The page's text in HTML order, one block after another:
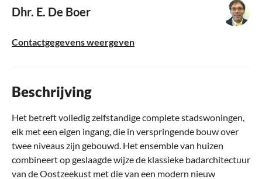
Dhr. E. De Boer
Contactgegevens weergeven
Beschrijving
Het betreft volledig zelfstandige complete stadswoningen,
elk met een eigen ingang, die in verspringende bouw over
twee niveaus zijn gebouwd. Het ensemble van huizen
combineert op geslaagde wijze de klassieke badarchitectuur
van de Oostzeekust met die van een modern nieuw